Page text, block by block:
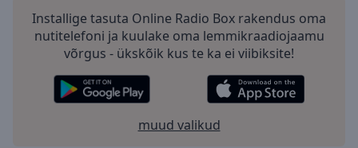
Installige tasuta Online Radio Box rakendus oma
nutitelefoni ja kuulake oma lemmikraadiojaamu
võrgus - ükskõik kus te ka ei viibiksite!
muud valikud